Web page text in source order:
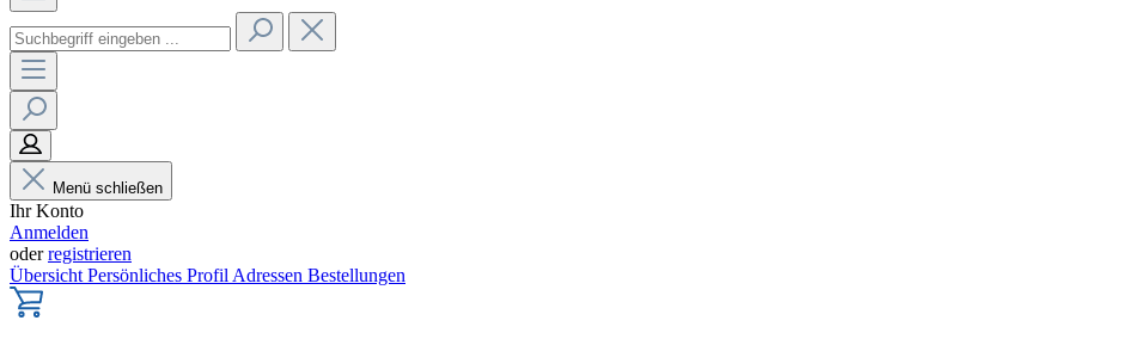
Menü schließen
Ihr Konto
Anmelden
oderregistrieren
Übersicht Persönliches Profil Adressen Bestellungen